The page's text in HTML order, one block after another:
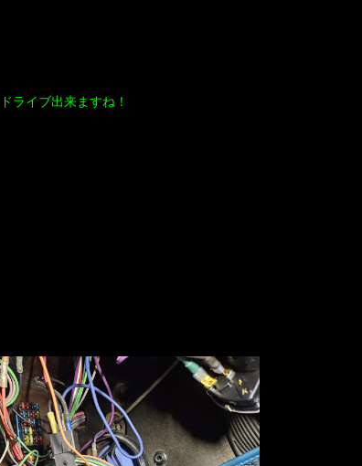
イブ出来ますね！